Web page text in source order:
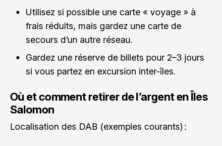
Utilisez si possible une carte « voyage » à
frais réduits, mais gardez une carte de
secours d’un autre réseau.
Gardez une réserve de billets pour 2–3 jours
si vous partez en excursion inter-îles.
Où et comment retirer de l’argent en Îles
Salomon
Localisation des DAB (exemples courants) :